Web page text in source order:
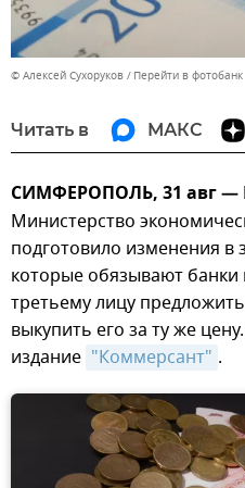
© Алексей Сухоруков Перейти в фотобанк
Читать в МАКС
СИМФЕРОПОЛЬ, 31 авг —
Министерство
подготовило изменения в
которые обязывают банки
третьему лицу
выкупить его за ту же
издание "Коммерсант" .